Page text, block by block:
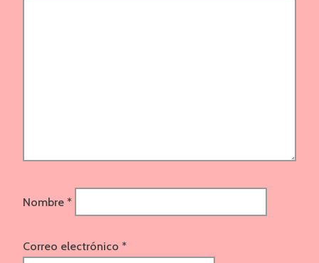
Nombre *
Correo electrónico *